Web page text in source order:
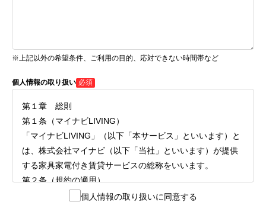
※上記以外の希望条件、ご利用の目的、応対できない時間帯など
個人情報の取り扱い 必須
第１章 総則
第１条（マイナビLIVING）
「マイナビLIVING」（以下「本サービス」といいます）と
は、株式会社マイナビ（以下「当社」といいます）が提供
する家具家電付き賃貸サービスの総称をいいます。
第２条（規約の適用）
１.本サービスを利用する者（以下「利用者」といいます）
個人情報の取り扱いに同意する